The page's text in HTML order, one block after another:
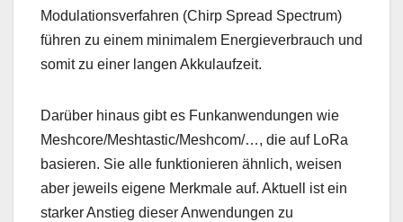
Modulationsverfahren (Chirp Spread Spectrum)
führen zu einem minimalem Energieverbrauch und
somit zu einer langen Akkulaufzeit.
Darüber hinaus gibt es Funkanwendungen wie
Meshcore/Meshtastic/Meshcom/…, die auf LoRa
basieren. Sie alle funktionieren ähnlich, weisen
aber jeweils eigene Merkmale auf. Aktuell ist ein
starker Anstieg dieser Anwendungen zu